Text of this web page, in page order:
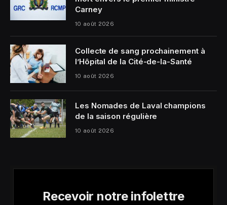
Carney
10 août 2026
Collecte de sang prochainement à
l’Hôpital de la Cité-de-la-Santé
10 août 2026
Les Nomades de Laval champions
de la saison régulière
10 août 2026
Recevoir notre infolettre